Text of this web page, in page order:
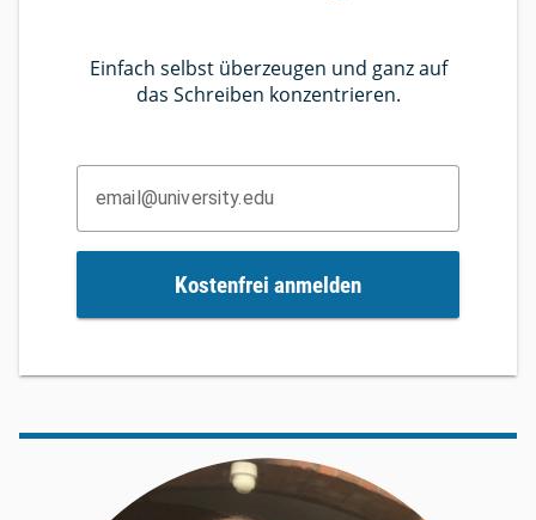
Einfach selbst überzeugen und ganz auf
das Schreiben konzentrieren.
email@university.edu
Kostenfrei anmelden